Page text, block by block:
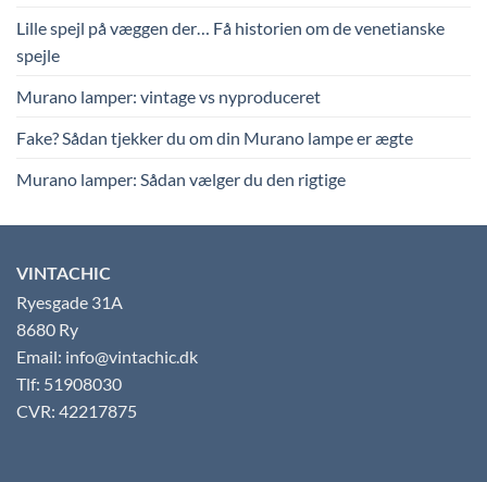
Lille spejl på væggen der… Få historien om de venetianske
spejle
Murano lamper: vintage vs nyproduceret
Fake? Sådan tjekker du om din Murano lampe er ægte
Murano lamper: Sådan vælger du den rigtige
VINTACHIC
Ryesgade 31A
8680 Ry
Email: info@vintachic.dk
Tlf: 51908030
CVR: 42217875